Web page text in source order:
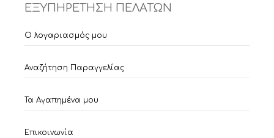
ΕΞΥΠΗΡΕΤΗΣΗ ΠΕΛΑΤΩΝ
Ο λογαριασμός μου
Αναζήτηση Παραγγελίας
Τα Αγαπημένα μου
Επικοινωνία